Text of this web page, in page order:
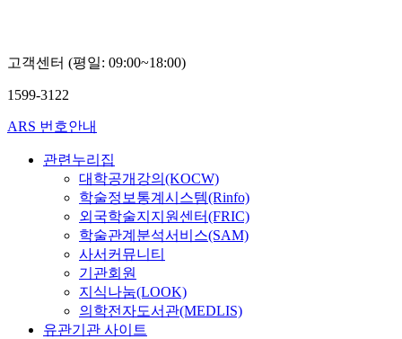
고객센터 (평일: 09:00~18:00)
1599-3122
ARS 번호안내
관련누리집
대학공개강의(KOCW)
학술정보통계시스템(Rinfo)
외국학술지지원센터(FRIC)
학술관계분석서비스(SAM)
사서커뮤니티
기관회원
지식나눔(LOOK)
의학전자도서관(MEDLIS)
유관기관 사이트